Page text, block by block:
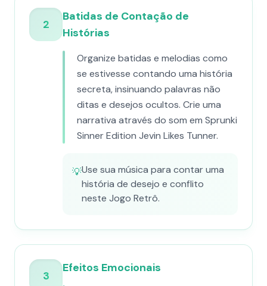
2
Batidas de Contação de
Histórias
Organize batidas e melodias como
se estivesse contando uma história
secreta, insinuando palavras não
ditas e desejos ocultos. Crie uma
narrativa através do som em Sprunki
Sinner Edition Jevin Likes Tunner.
💡Use sua música para contar uma
história de desejo e conflito
neste Jogo Retrô.
3
Efeitos Emocionais